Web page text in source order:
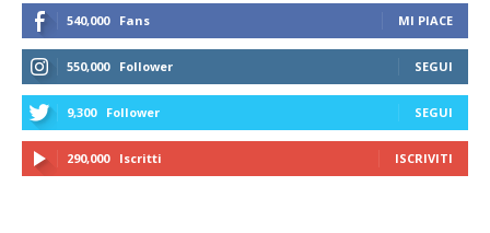
540,000 Fans MI PIACE
550,000 Follower SEGUI
9,300 Follower SEGUI
290,000 Iscritti ISCRIVITI